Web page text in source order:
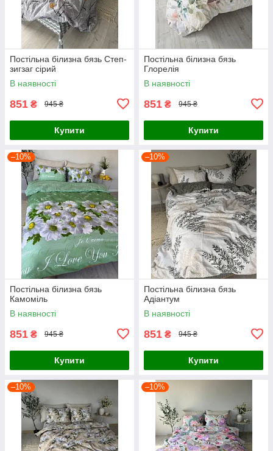
Постільна білизна бязь Степ-
зигзаг сірий
В наявності
851 ₴ 945 ₴
Купити
Постільна білизна бязь
Глорелія
В наявності
851 ₴ 945 ₴
Купити
–10%
Постільна білизна бязь
Камоміль
В наявності
851 ₴ 945 ₴
Купити
–10%
Постільна білизна бязь
Адіантум
В наявності
851 ₴ 945 ₴
Купити
–10% –10%